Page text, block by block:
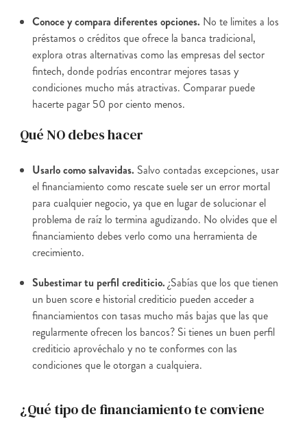
Conoce y compara diferentes opciones. No te limites a los
préstamos o créditos que ofrece la banca tradicional,
explora otras alternativas como las empresas del sector
fintech, donde podrías encontrar mejores tasas y
condiciones mucho más atractivas. Comparar puede
hacerte pagar 50 por ciento menos.
Qué NO debes hacer
Usarlo como salvavidas. Salvo contadas excepciones, usar
el financiamiento como rescate suele ser un error mortal
para cualquier negocio, ya que en lugar de solucionar el
problema de raíz lo termina agudizando. No olvides que el
financiamiento debes verlo como una herramienta de
crecimiento.
Subestimar tu perfil crediticio.¿Sabías que los que tienen
un buen score e historial crediticio pueden acceder a
financiamientos con tasas mucho más bajas que las que
regularmente ofrecen los bancos? Si tienes un buen perfil
crediticio aprovéchalo y no te conformes con las
condiciones que le otorgan a cualquiera.
¿Qué tipo de financiamiento te conviene